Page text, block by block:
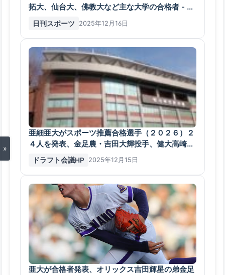
»
拓大、仙台大、佛教大など主な大学の合格者 - 高
校野球 : 日刊スポーツ
日刊スポーツ 2025年12月16日
亜細亜大がスポーツ推薦合格選手（２０２６）２
４人を発表、金足農・吉田大輝投手、健大高崎・
小堀弘晴捕手など
ドラフト会議HP 2025年12月15日
亜大が合格者発表、オリックス吉田輝星の弟金足